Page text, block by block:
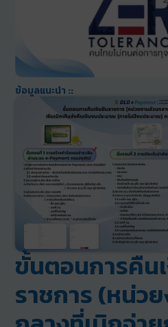
ข้อมูลแนะนำ ::
ขั้นตอนการคืน
ราชการ (หน่ว